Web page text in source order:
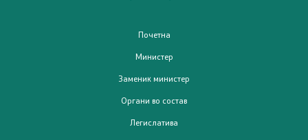
ИПАРД Програма 2014-2020
Почетна
Министер
Заменик министер
Органи во состав
Легислатива